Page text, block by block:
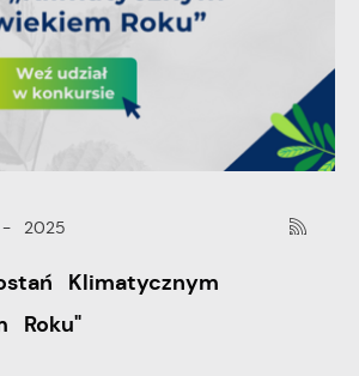
2025
Klimatycznym
Roku"